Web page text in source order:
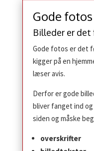
Gode
Billeder er det
Gode fotos er det
kigger på en
læser avis.
Derfor er gode
bliver fanget ind
siden og måske
overskrifter